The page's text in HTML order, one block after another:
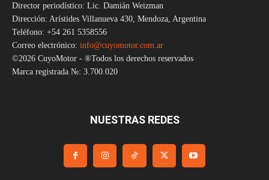
Director periodístico: Lic. Damián Weizman
Dirección: Arístides Villanueva 430, Mendoza, Argentina
Teléfono: +54 261 5358556
Correo electrónico: info@cuyomotor.com.ar
©2026 CuyoMotor - ®Todos los derechos reservados
Marca registrada №: 3.700.020
NUESTRAS REDES